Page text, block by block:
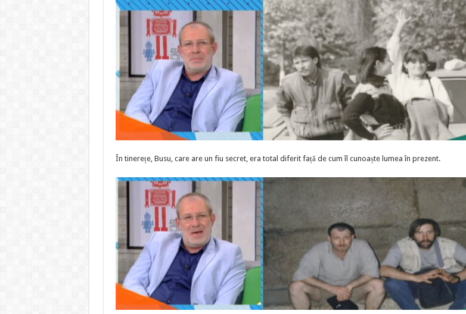
În tinerețe, Busu, care are un fiu secret, era total diferit față de cum îl cunoaște lumea în prezent.